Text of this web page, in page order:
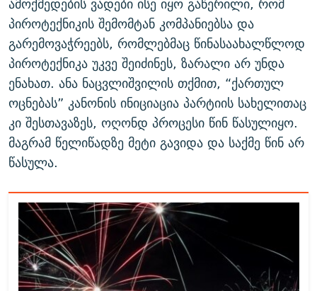
პიროტექნიკის შემომტან კომპანიებსა და
გარემოვაჭრეებს, რომლებმაც წინასაახალწლოდ
პიროტექნიკა უკვე შეიძინეს, ზარალი არ უნდა
ენახათ. ანა ნაცვლიშვილის თქმით, “ქართულ
ოცნებას” კანონის ინიციაცია პარტიის სახელითაც
კი შესთავაზეს, ოღონდ პროცესი წინ წასულიყო.
მაგრამ წელიწადზე მეტი გავიდა და საქმე წინ არ
წასულა.